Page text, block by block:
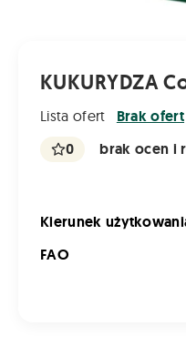
KUKURYDZA
Lista ofert Brak ofert
0 brak ocen i
Kierunek
FAO